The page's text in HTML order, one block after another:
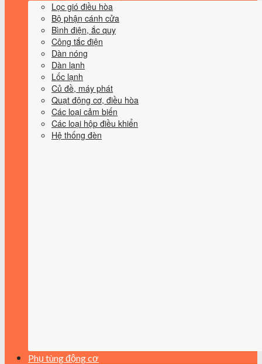
Lọc gió điều hòa
Bộ phận cánh cửa
Bình điện, ắc quy
Công tắc điện
Dàn nóng
Dàn lạnh
Lốc lạnh
Củ đề, máy phát
Quạt động cơ, điều hòa
Các loại cảm biến
Các loại hộp điều khiển
Hệ thống đèn
Phụ tùng động cơ